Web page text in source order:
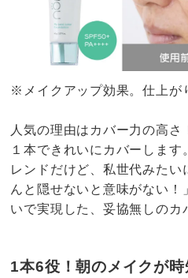
※メイクアップ効果。仕上が
人気の理由はカバー力の高
１本できれいにカバーします
レンドだけど、私世代みたい
んと隠せないと意味がない！
いで実現した、妥協無しのカ
1本6役！朝のメイクが時